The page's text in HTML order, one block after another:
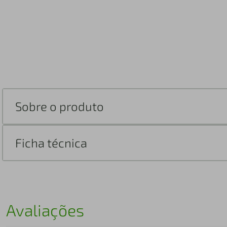
Sobre o produto
Ficha técnica
Avaliações